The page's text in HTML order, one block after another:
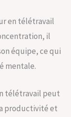
en télétravail
il
équipe, ce qui
mentale.
télétravail peut
productivité et